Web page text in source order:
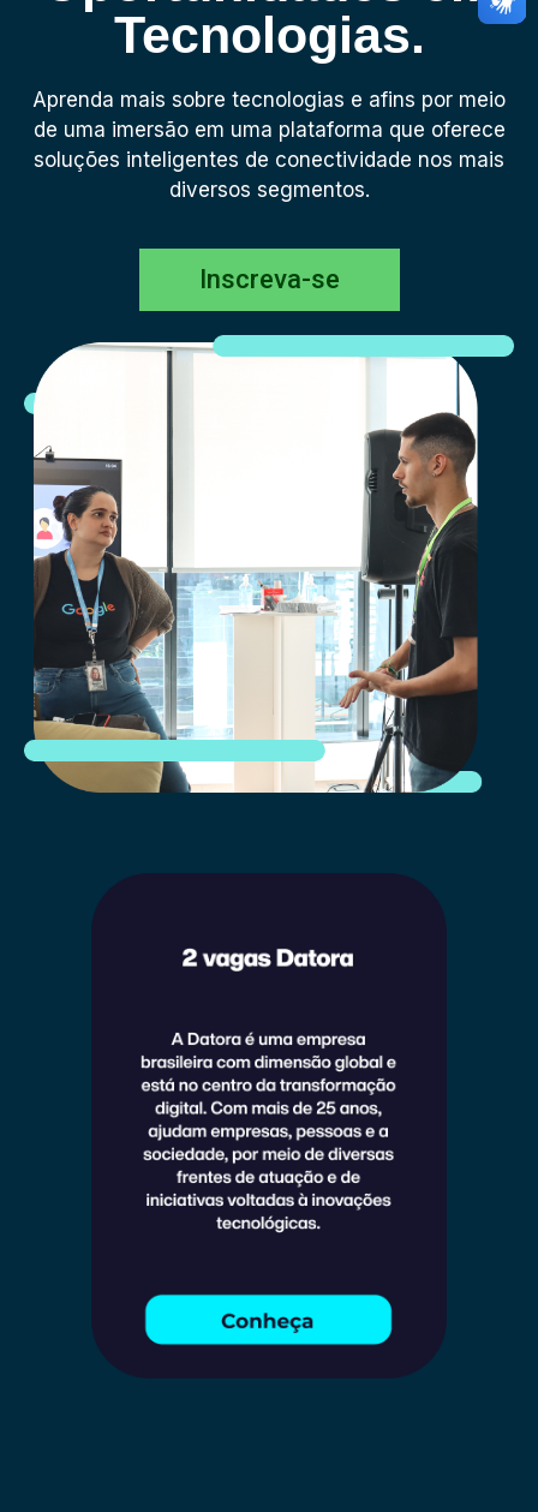
Tecnologias.
Aprenda mais sobre tecnologias e afins por meio
de uma imersão em uma plataforma que oferece
soluções inteligentes de conectividade nos mais
diversos segmentos.
Inscreva-se